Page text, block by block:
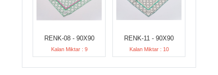
RENK-08 - 90X90
Kalan Miktar : 9
RENK-11 - 90X90
Kalan Miktar : 10